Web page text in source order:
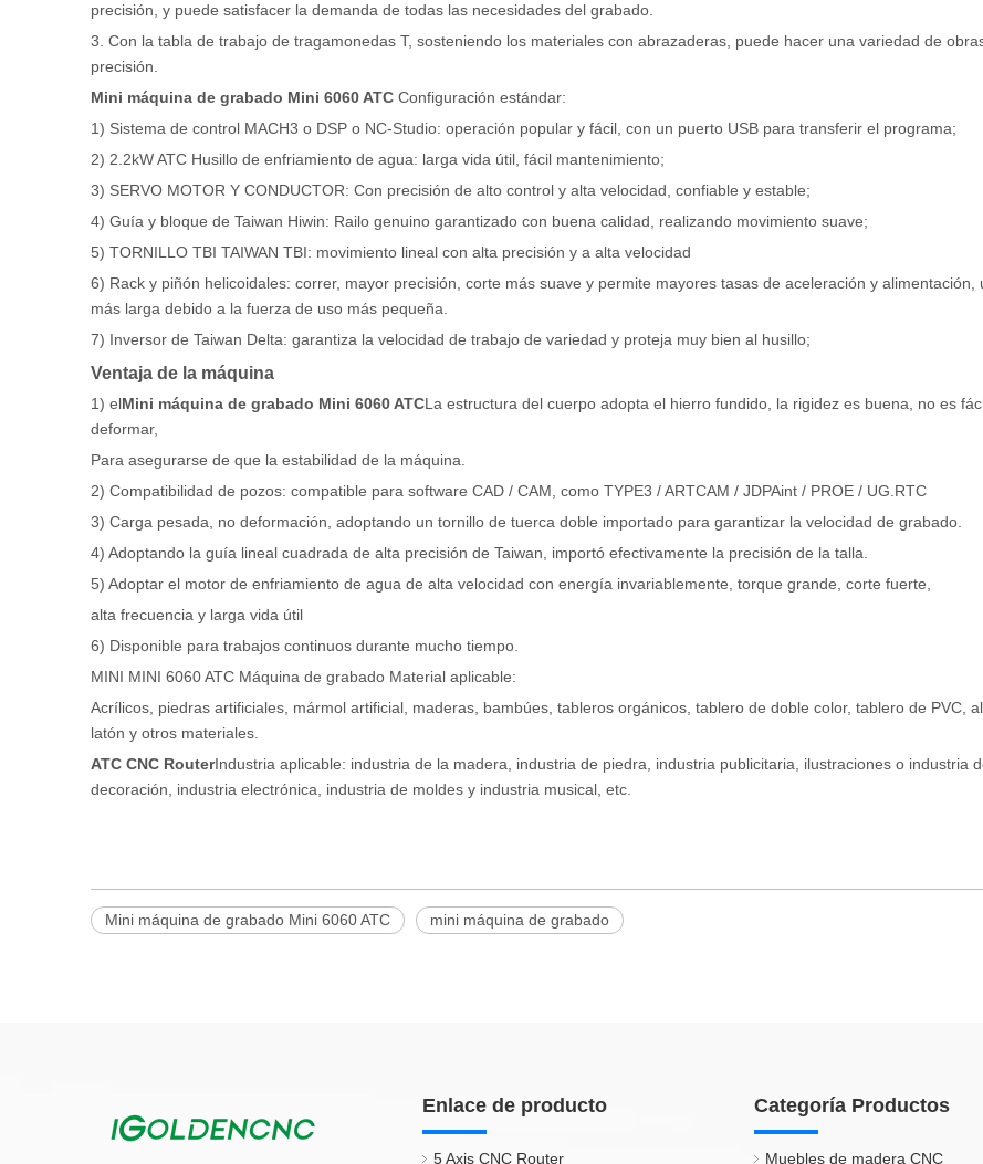
precisión, y puede satisfacer la demanda de todas las necesidades del grabado.
3. Con la tabla de trabajo de tragamonedas T, sosteniendo los materiales con abrazaderas, puede hacer una variedad de
precisión.
Mini máquina de grabado Mini 6060 ATC Configuración estándar:
1) Sistema de control MACH3 o DSP o NC-Studio: operación popular y fácil, con un puerto USB para transferir el programa;
2) 2.2kW ATC Husillo de enfriamiento de agua: larga vida útil, fácil mantenimiento;
3) SERVO MOTOR Y CONDUCTOR: Con precisión de alto control y alta velocidad, confiable y estable;
4) Guía y bloque de Taiwan Hiwin: Railo genuino garantizado con buena calidad, realizando movimiento suave;
5) TORNILLO TBI TAIWAN TBI: movimiento lineal con alta precisión y a alta velocidad
6) Rack y piñón helicoidales: correr, mayor precisión, corte más suave y permite mayores tasas de aceleración y alimentación,
más larga debido a la fuerza de uso más pequeña.
7) Inversor de Taiwan Delta: garantiza la velocidad de trabajo de variedad y proteja muy bien al husillo;
Ventaja de la máquina
1) elMini máquina de grabado Mini 6060 ATCLa estructura del cuerpo adopta el hierro fundido, la rigidez es buena, no es
deformar,
Para asegurarse de que la estabilidad de la máquina.
2) Compatibilidad de pozos: compatible para software CAD / CAM, como TYPE3 / ARTCAM / JDPAint / PROE / UG.RTC
3) Carga pesada, no deformación, adoptando un tornillo de tuerca doble importado para garantizar la velocidad de grabado.
4) Adoptando la guía lineal cuadrada de alta precisión de Taiwan, importó efectivamente la precisión de la talla.
5) Adoptar el motor de enfriamiento de agua de alta velocidad con energía invariablemente, torque grande, corte fuerte,
alta frecuencia y larga vida útil
6) Disponible para trabajos continuos durante mucho tiempo.
MINI MINI 6060 ATC Máquina de grabado Material aplicable:
Acrílicos, piedras artificiales, mármol artificial, maderas, bambúes, tableros orgánicos, tablero de doble color, tablero de PVC,
latón y otros materiales.
ATC CNC RouterIndustria aplicable: industria de la madera, industria de piedra, industria publicitaria, ilustraciones o industria
decoración, industria electrónica, industria de moldes y industria musical, etc.
Mini máquina de grabado Mini 6060 ATC mini máquina de grabado
Enlace de producto
5 Axis CNC Router
Categoría Productos
Muebles de madera CNC